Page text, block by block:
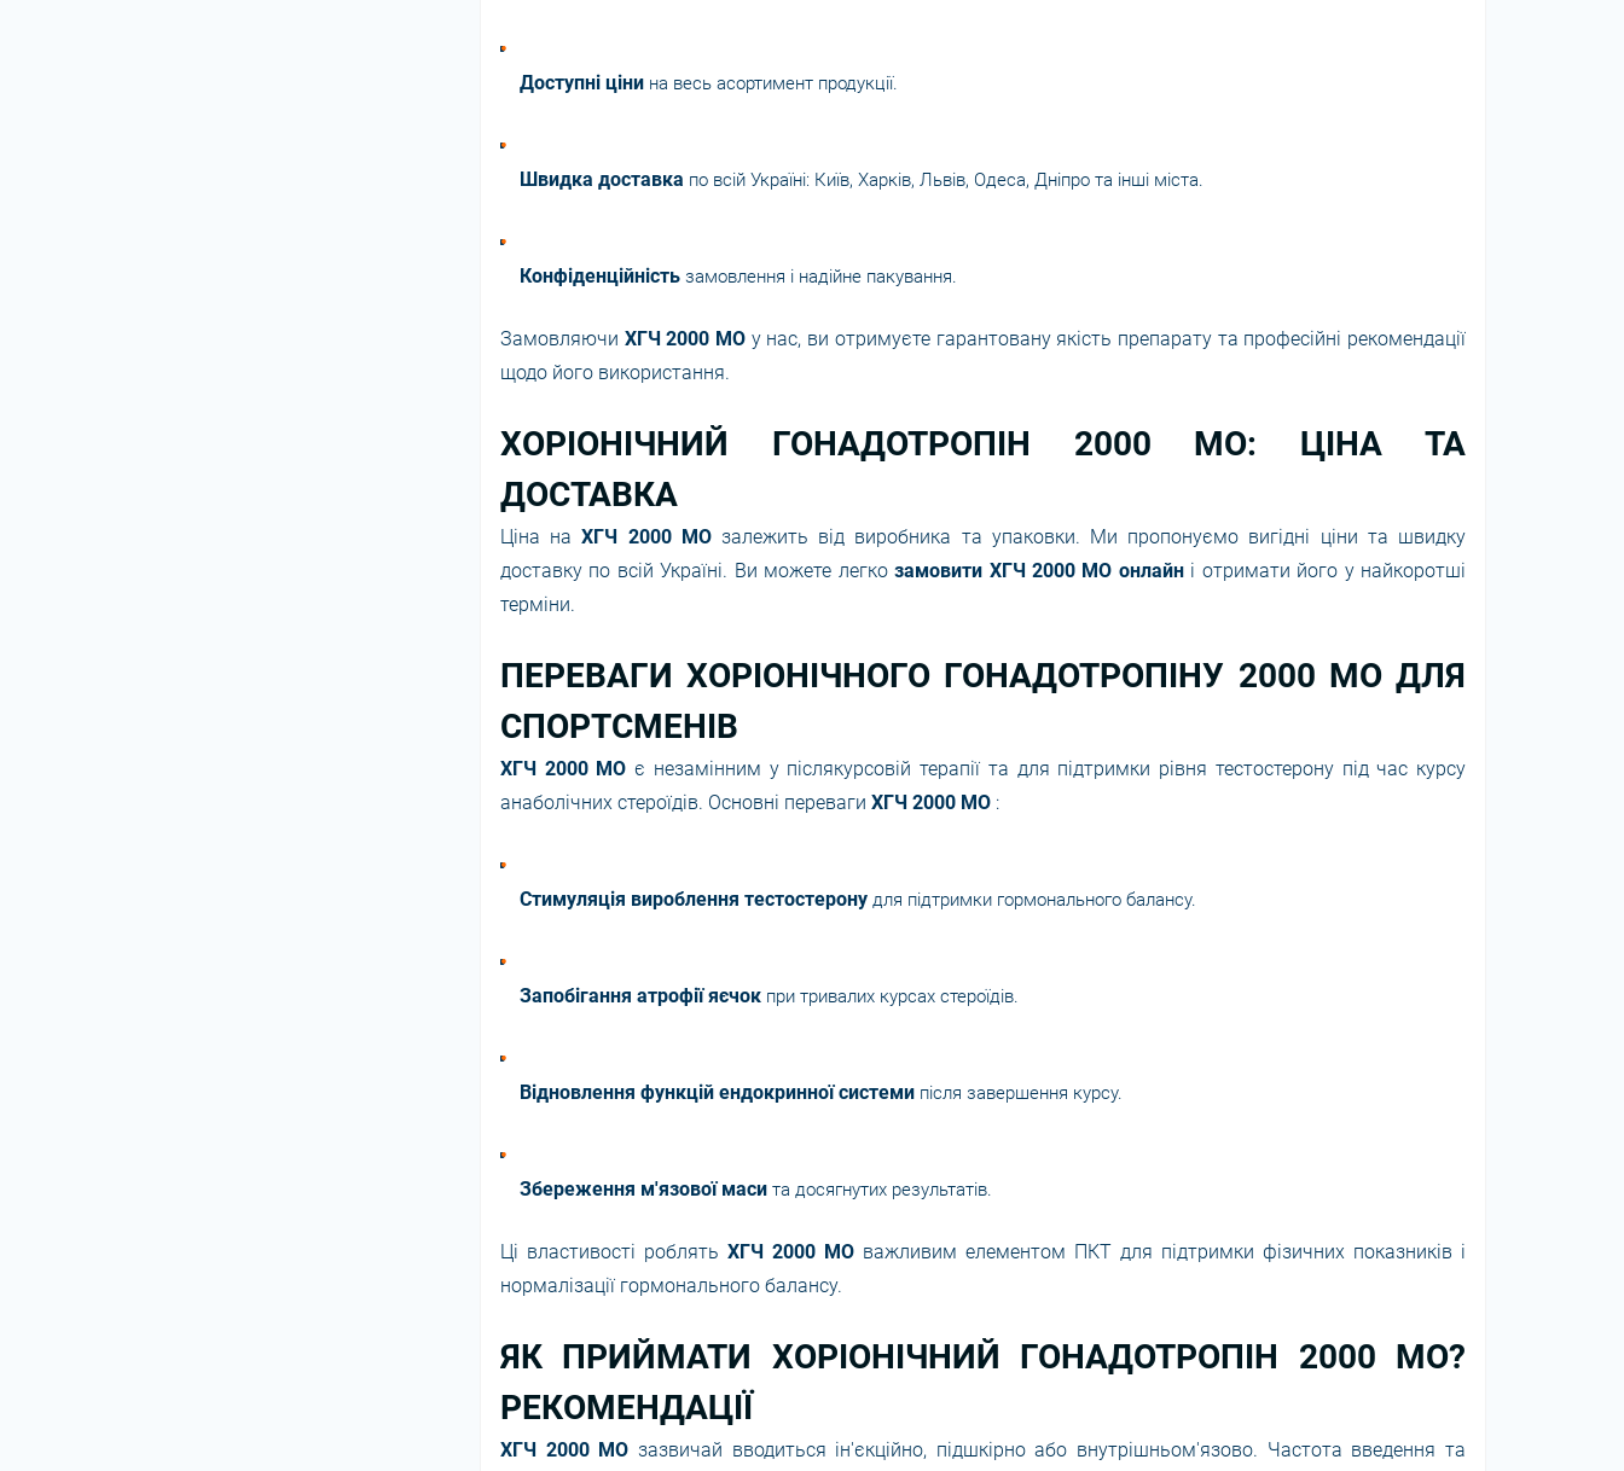
Доступні ціни на весь асортимент продукції.
Швидка доставка по всій Україні: Київ, Харків, Львів, Одеса, Дніпро та інші міста.
Конфіденційність замовлення і надійне пакування.
Замовляючи ХГЧ 2000 МО у нас, ви отримуєте гарантовану якість препарату та професійні рекомендації
щодо його використання.
ХОРІОНІЧНИЙ ГОНАДОТРОПІН 2000 МО: ЦІНА ТА
ДОСТАВКА
Ціна наХГЧ 2000 МОзалежить від виробника та упаковки. Ми пропонуємо вигідні ціни та швидку
доставку по всій Україні. Ви можете легкозамовити ХГЧ 2000 МО онлайн і отримати його у найкоротші
терміни.
ПЕРЕВАГИ ХОРІОНІЧНОГО ГОНАДОТРОПІНУ 2000 МО ДЛЯ
СПОРТСМЕНІВ
ХГЧ 2000 МОє незамінним у післякурсовій терапії та для підтримки рівня тестостерону під час курсу
анаболічних стероїдів. Основні переваги ХГЧ 2000 МО :
Стимуляція вироблення тестостерону для підтримки гормонального балансу.
Запобігання атрофії яєчок при тривалих курсах стероїдів.
Відновлення функцій ендокринної системи після завершення курсу.
Збереження м'язової маси та досягнутих результатів.
Ці властивості роблять ХГЧ 2000 МО важливим елементом ПКТ для підтримки фізичних показників і
нормалізації гормонального балансу.
ЯК ПРИЙМАТИ ХОРІОНІЧНИЙ ГОНАДОТРОПІН 2000 МО?
РЕКОМЕНДАЦІЇ
ХГЧ 2000 МО зазвичай вводиться ін'єкційно, підшкірно або внутрішньом'язово. Частота введення та